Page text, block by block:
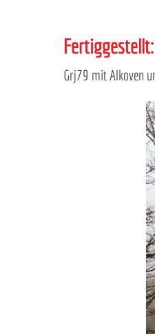
Fertiggestellt:
Grj79 mit Alkoven